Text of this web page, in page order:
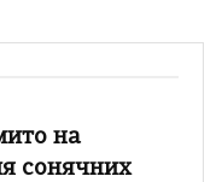
на
сонячних